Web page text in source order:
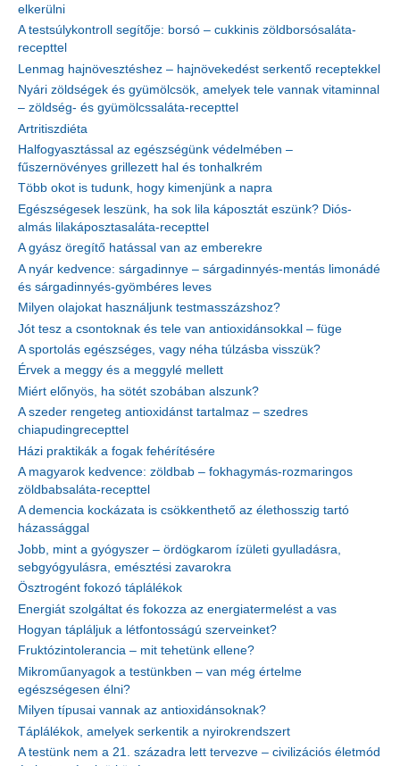
elkerülni
A testsúlykontroll segítője: borsó – cukkinis zöldborsósaláta-
recepttel
Lenmag hajnövesztéshez – hajnövekedést serkentő receptekkel
Nyári zöldségek és gyümölcsök, amelyek tele vannak vitaminnal
– zöldség- és gyümölcssaláta-recepttel
Artritiszdiéta
Halfogyasztással az egészségünk védelmében –
fűszernövényes grillezett hal és tonhalkrém
Több okot is tudunk, hogy kimenjünk a napra
Egészségesek leszünk, ha sok lila káposztát eszünk? Diós-
almás lilakáposztasaláta-recepttel
A gyász öregítő hatással van az emberekre
A nyár kedvence: sárgadinnye – sárgadinnyés-mentás limonádé
és sárgadinnyés-gyömbéres leves
Milyen olajokat használjunk testmasszázshoz?
Jót tesz a csontoknak és tele van antioxidánsokkal – füge
A sportolás egészséges, vagy néha túlzásba visszük?
Érvek a meggy és a meggylé mellett
Miért előnyös, ha sötét szobában alszunk?
A szeder rengeteg antioxidánst tartalmaz – szedres
chiapudingrecepttel
Házi praktikák a fogak fehérítésére
A magyarok kedvence: zöldbab – fokhagymás-rozmaringos
zöldbabsaláta-recepttel
A demencia kockázata is csökkenthető az élethosszig tartó
házassággal
Jobb, mint a gyógyszer – ördögkarom ízületi gyulladásra,
sebgyógyulásra, emésztési zavarokra
Ösztrogént fokozó táplálékok
Energiát szolgáltat és fokozza az energiatermelést a vas
Hogyan tápláljuk a létfontosságú szerveinket?
Fruktózintolerancia – mit tehetünk ellene?
Mikroműanyagok a testünkben – van még értelme
egészségesen élni?
Milyen típusai vannak az antioxidánsoknak?
Táplálékok, amelyek serkentik a nyirokrendszert
A testünk nem a 21. századra lett tervezve – civilizációs életmód